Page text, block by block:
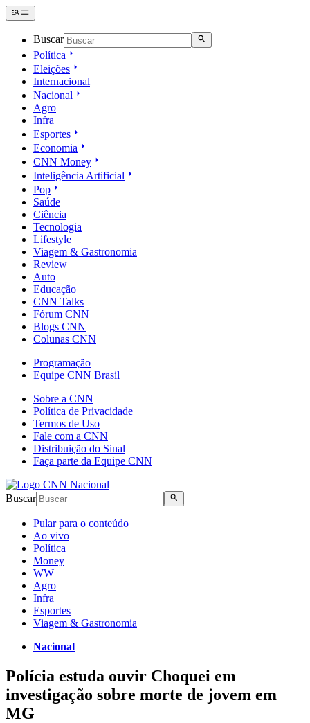
Buscar
Política
Eleições
Internacional
Nacional
Agro
Infra
Esportes
Economia
CNN Money
Inteligência Artificial
Pop
Saúde
Ciência
Tecnologia
Lifestyle
Viagem & Gastronomia
Review
Auto
Educação
CNN Talks
Fórum CNN
Blogs CNN
Colunas CNN
Programação
Equipe CNN Brasil
Sobre a CNN
Política de Privacidade
Termos de Uso
Fale com a CNN
Distribuição do Sinal
Faça parte da Equipe CNN
Buscar
Pular para o conteúdo
Ao vivo
Política
Money
WW
Agro
Infra
Esportes
Viagem & Gastronomia
Nacional
Polícia estuda ouvir Choquei em
investigação sobre morte de jovem em
MG